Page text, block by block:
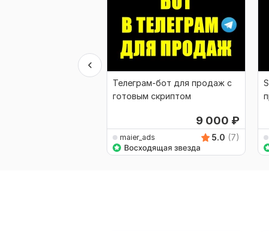
Телеграм-бот для продаж с
готовым скриптом
9 000 ₽
maier_ads 5.0 (7)